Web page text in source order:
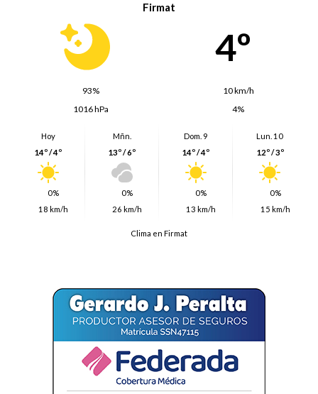
Firmat
4º
93%
10 km/h
1016 hPa
4%
Hoy
14º / 4º
0%
18 km/h
Mñn.
13º / 6º
0%
26 km/h
Dom. 9
14º / 4º
0%
13 km/h
Lun. 10
12º / 3º
0%
15 km/h
Clima en Firmat